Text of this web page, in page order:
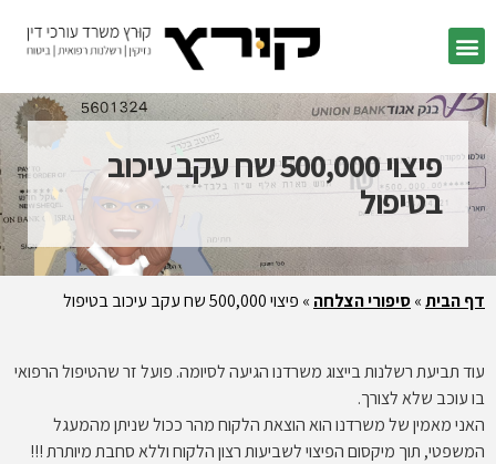
פיצוי 500,000 שח עקב עיכוב
בטיפול
דף הבית»סיפורי הצלחה » פיצוי 500,000 שח עקב עיכוב בטיפול
עוד תביעת רשלנות בייצוג משרדנו הגיעה לסיומה. פועל זר שהטיפול הרפואי
בו עוכב שלא לצורך.
האני מאמין של משרדנו הוא הוצאת הלקוח מהר ככול שניתן מהמעגל
המשפטי, תוך מיקסום הפיצוי לשביעות רצון הלקוח וללא סחבת מיותרת !!!